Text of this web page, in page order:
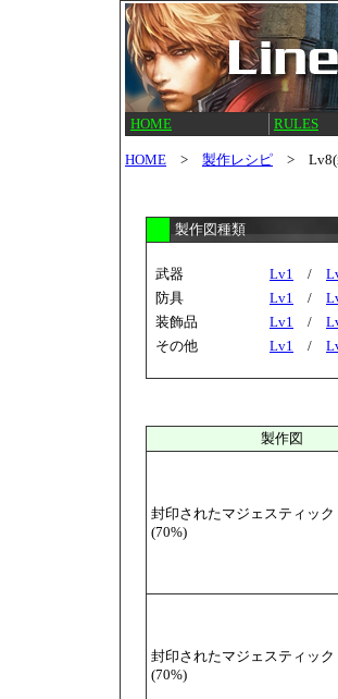
HOME RULES
HOME > 製作レシピ > Lv8(
製作図種類
武器 Lv1 /
防具
Lv1 /
装飾品
Lv1 /
その他
Lv1 /
製作図
封印されたマジェスティッ
(70%)
封印されたマジェスティック
(70%)